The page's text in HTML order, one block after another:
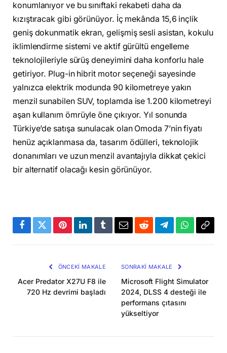
konumlanıyor ve bu sınıftaki rekabeti daha da
kızıştıracak gibi görünüyor. İç mekânda 15,6 inçlik
geniş dokunmatik ekran, gelişmiş sesli asistan, kokulu
iklimlendirme sistemi ve aktif gürültü engelleme
teknolojileriyle sürüş deneyimini daha konforlu hale
getiriyor. Plug-in hibrit motor seçeneği sayesinde
yalnızca elektrik modunda 90 kilometreye yakın
menzil sunabilen SUV, toplamda ise 1.200 kilometreyi
aşan kullanım ömrüyle öne çıkıyor. Yıl sonunda
Türkiye’de satışa sunulacak olan Omoda 7’nin fiyatı
henüz açıklanmasa da, tasarım ödülleri, teknolojik
donanımları ve uzun menzil avantajıyla dikkat çekici
bir alternatif olacağı kesin görünüyor.
Facebook
TwitterPinterestLinkedInTumblrEmailRedditTelegramWhatsApp
ÖNCEKI MAKALE
Acer Predator X27U F8 ile
720 Hz devrimi başladı
SONRAKI MAKALE
Microsoft Flight Simulator
2024, DLSS 4 desteği ile
performans çıtasını
yükseltiyor